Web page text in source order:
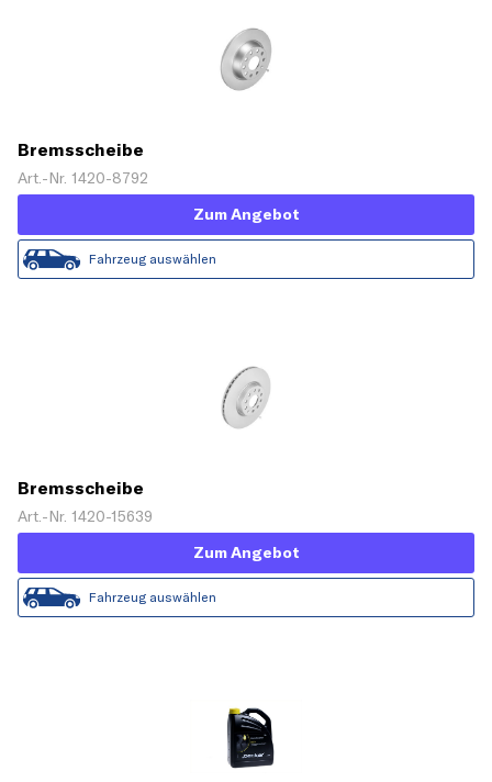
Bremsscheibe
Art.-Nr. 1420-8792
Zum Angebot
Fahrzeug auswählen
Bremsscheibe
Art.-Nr. 1420-15639
Zum Angebot
Fahrzeug auswählen